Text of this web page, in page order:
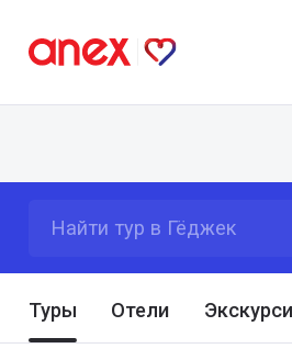
Найти тур в Гёджек
Туры Отели